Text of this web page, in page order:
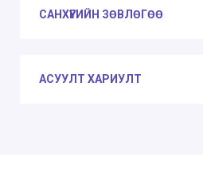
САНХҮҮГИЙН ЗӨВЛӨГӨӨ
АСУУЛТ ХАРИУЛТ